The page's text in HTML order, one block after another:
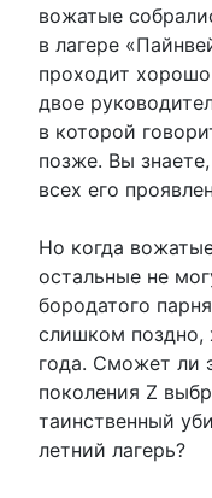
вожатые
в лагере
проходит
двое
в которой
позже. Вы
всех его
Но когда
остальные не
бородатого
слишком поздно,
года. Сможет ли
поколения Z
таинственный
летний лагерь?